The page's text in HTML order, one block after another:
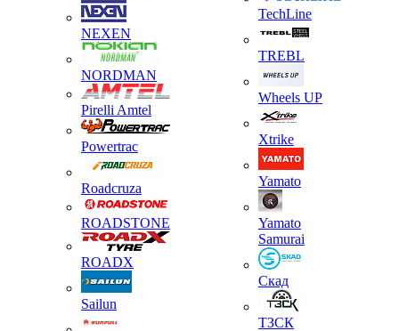
NEXEN
NORDMAN
Pirelli Amtel
Powertrac
Roadcruza
ROADSTONE
ROADX
Sailun
TechLine
TREBL
Wheels UP
Xtrike
Yamato
Yamato
Samurai
Скад
ТЗСК